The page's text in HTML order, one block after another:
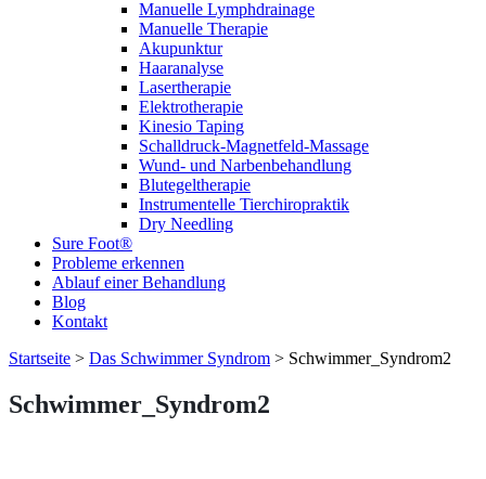
Manuelle Lymphdrainage
Manuelle Therapie
Akupunktur
Haaranalyse
Lasertherapie
Elektrotherapie
Kinesio Taping
Schalldruck-Magnetfeld-Massage
Wund- und Narbenbehandlung
Blutegeltherapie
Instrumentelle Tierchiropraktik
Dry Needling
Sure Foot®
Probleme erkennen
Ablauf einer Behandlung
Blog
Kontakt
Startseite > Das Schwimmer Syndrom > Schwimmer_Syndrom2
Schwimmer_Syndrom2